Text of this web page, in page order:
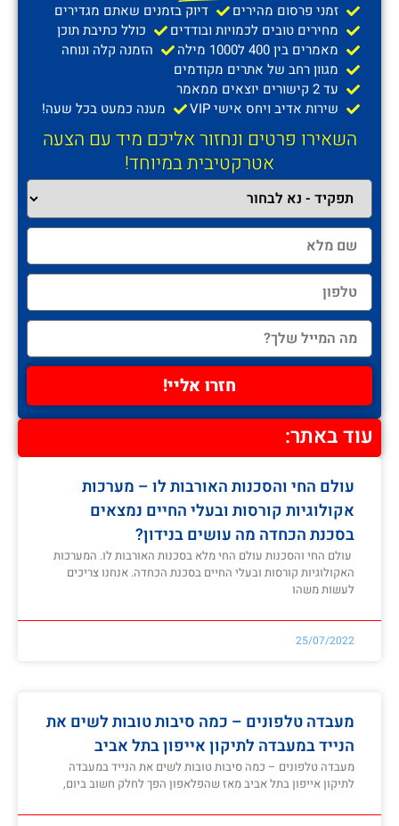
זמני פרסום מהירים
דיוק בזמנים שאתם מגדירים
מחירים טובים לכמויות ובודדים
כולל כתיבת תוכן
מאמרים בין 400 ל1000 מילה
הזמנה קלה ונוחה
מגוון רחב של אתרים מקודמים
עד 2 קישורים יוצאים ממאמר
שירות אדיב ויחס אישי VIP
מענה כמעט בכל שעה!
השאירו פרטים ונחזור אליכם מיד עם הצעה
אטרקטיבית במיוחד!
חזרו אליי!
עוד באתר:
עולם החי והסכנות האורבות לו – מערכות
אקולוגיות קורסות ובעלי החיים נמצאים
בסכנת הכחדה מה עושים בנידון?
עולם החי והסכנות עולם החי מלא בסכנות האורבות לו. המערכות
האקולוגיות קורסות ובעלי החיים בסכנת הכחדה. אנחנו צריכים
לעשות משהו
25/07/2022
מעבדה טלפונים – כמה סיבות טובות לשים את
הנייד במעבדה לתיקון אייפון בתל אביב
מעבדה טלפונים – כמה סיבות טובות לשים את הנייד במעבדה
לתיקון אייפון בתל אביב מאז שהפלאפון הפך לחלק חשוב ביום,